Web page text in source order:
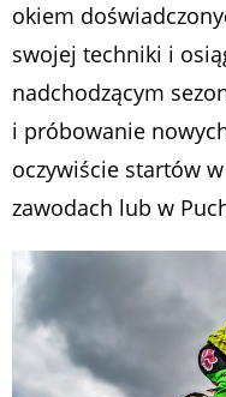
okiem
swojej techniki i
nadchodzącym
i próbowanie
oczywiście startów
zawodach lub w